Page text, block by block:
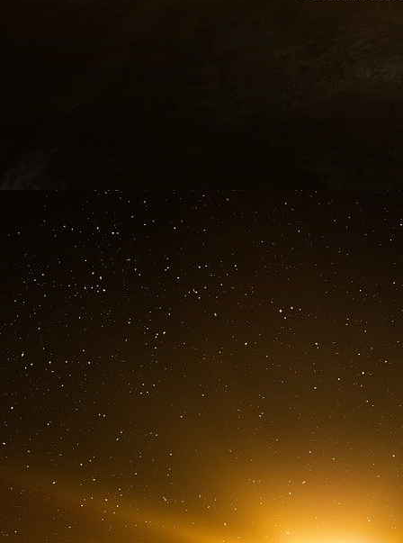
Cinq nouveaux cas ont été notifiés au
sont survenus chez des personnes de
survenue plus d’un mois après
ans avec antécédent néoplasique et de
Dans un des cas, survenu chez un homme
causée par une infection à Mycoplasma
étiologie particulière n’a été identifiée.
Depuis le début du suivi, 11 cas de
française. Les informations demeurent
néanmoins que les caractéristiques
après deuxième injection- correspondent
médiatisés en Israël. Ce signal de
européenne du médicament (EMA).
De même, le rapport fait état de 13
événements sont en cours d’analyse par
sujet.